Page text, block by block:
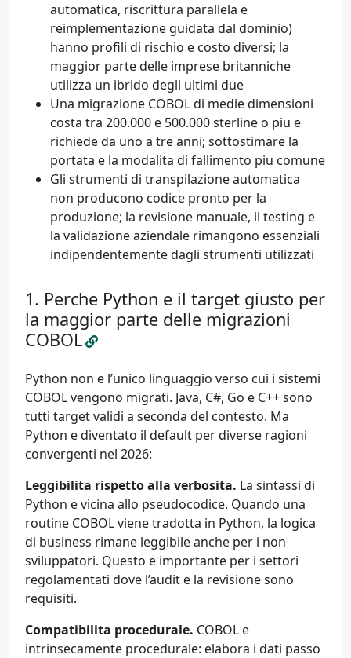
automatica, riscrittura parallela e
reimplementazione guidata dal dominio)
hanno profili di rischio e costo diversi; la
maggior parte delle imprese britanniche
utilizza un ibrido degli ultimi due
Una migrazione COBOL di medie dimensioni
costa tra 200.000 e 500.000 sterline o piu e
richiede da uno a tre anni; sottostimare la
portata e la modalita di fallimento piu comune
Gli strumenti di transpilazione automatica
non producono codice pronto per la
produzione; la revisione manuale, il testing e
la validazione aziendale rimangono essenziali
indipendentemente dagli strumenti utilizzati
Perche Python e il target giusto per
la maggior parte delle migrazioni
COBOL
Python non e l’unico linguaggio verso cui i sistemi
COBOL vengono migrati. Java, C#, Go e C++ sono
tutti target validi a seconda del contesto. Ma
Python e diventato il default per diverse ragioni
convergenti nel 2026:
Leggibilita rispetto alla verbosita. La sintassi di
Python e vicina allo pseudocodice. Quando una
routine COBOL viene tradotta in Python, la logica
di business rimane leggibile anche per i non
sviluppatori. Questo e importante per i settori
regolamentati dove l’audit e la revisione sono
requisiti.
Compatibilita procedurale. COBOL e
intrinsecamente procedurale: elabora i dati passo